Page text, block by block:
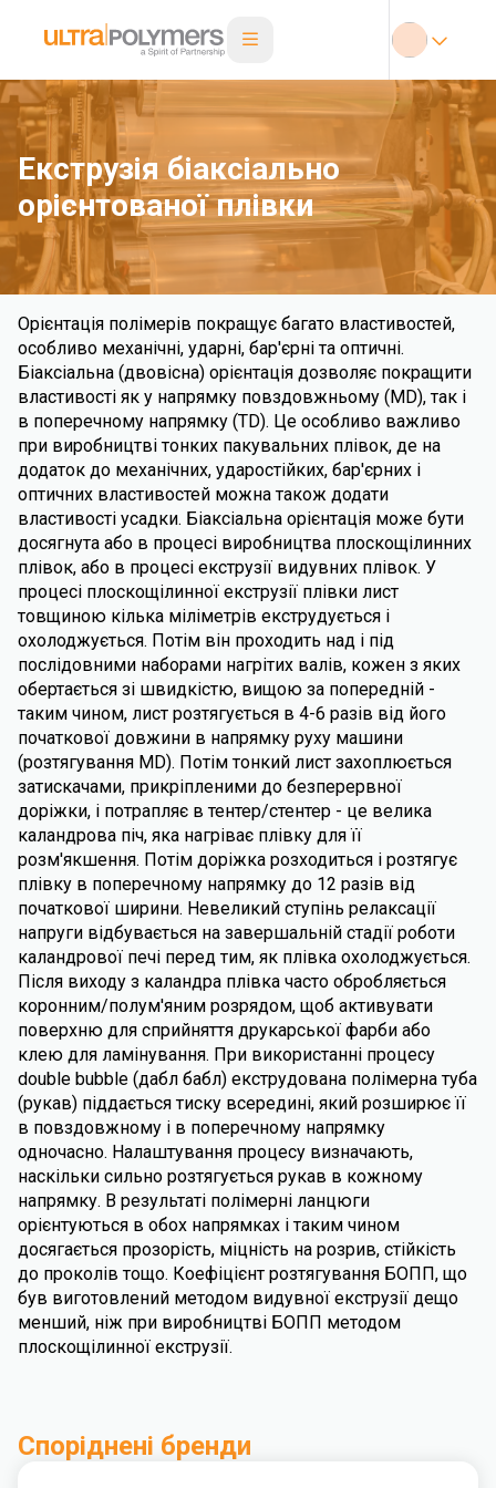
Екструзія біаксіально
орієнтованої плівки
Орієнтація полімерів покращує багато властивостей,
особливо механічні, ударні, бар'єрні та оптичні.
Біаксіальна (двовісна) орієнтація дозволяє покращити
властивості як у напрямку повздовжньому (MD), так і
в поперечному напрямку (TD). Це особливо важливо
при виробництві тонких пакувальних плівок, де на
додаток до механічних, ударостійких, бар'єрних і
оптичних властивостей можна також додати
властивості усадки. Біаксіальна орієнтація може бути
досягнута або в процесі виробництва плоскощілинних
плівок, або в процесі екструзії видувних плівок. У
процесі плоскощілинної екструзії плівки лист
товщиною кілька міліметрів екструдується і
охолоджується. Потім він проходить над і під
послідовними наборами нагрітих валів, кожен з яких
обертається зі швидкістю, вищою за попередній -
таким чином, лист розтягується в 4-6 разів від його
початкової довжини в напрямку руху машини
(розтягування MD). Потім тонкий лист захоплюється
затискачами, прикріпленими до безперервної
доріжки, і потрапляє в тентер/стентер - це велика
каландрова піч, яка нагріває плівку для її
розм'якшення. Потім доріжка розходиться і розтягує
плівку в поперечному напрямку до 12 разів від
початкової ширини. Невеликий ступінь релаксації
напруги відбувається на завершальній стадії роботи
каландрової печі перед тим, як плівка охолоджується.
Після виходу з каландра плівка часто обробляється
коронним/полум'яним розрядом, щоб активувати
поверхню для сприйняття друкарської фарби або
клею для ламінування. При використанні процесу
double bubble (дабл бабл) екструдована полімерна туба
(рукав) піддається тиску всередині, який розширює її
в повздовжному і в поперечному напрямку
одночасно. Налаштування процесу визначають,
наскільки сильно розтягується рукав в кожному
напрямку. В результаті полімерні ланцюги
орієнтуються в обох напрямках і таким чином
досягається прозорість, міцність на розрив, стійкість
до проколів тощо. Коефіцієнт розтягування БОПП, що
був виготовлений методом видувної екструзії дещо
менший, ніж при виробництві БОПП методом
плоскощілинної екструзії.
Споріднені бренди